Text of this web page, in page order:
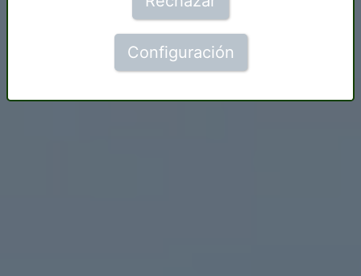
Configuración